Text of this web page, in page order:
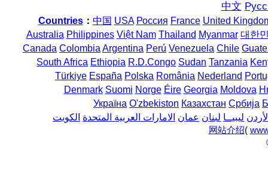
中文
Countries： 中国 USA Россия France United
Australia Philippines Việt Nam Thailand Myanmar 대한
Canada Colombia Argentina Perú Venezuela Chile
South Africa Ethiopia R.D.Congo Sudan Tanzania
Türkiye España Polska România Nederland
Denmark Suomi Norge Éire Georgia Moldova
Україна O'zbekiston Казахстан Србија
ليبيــا لبنان عمان الامارات العربية المتحدة الكويت
网站介绍(